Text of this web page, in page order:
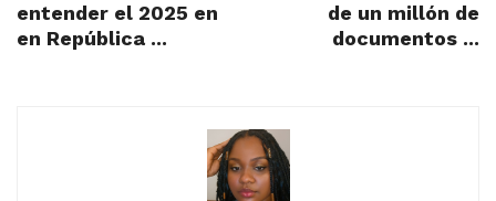
entender el 2025 en
en República ...
de un millón de
documentos ...